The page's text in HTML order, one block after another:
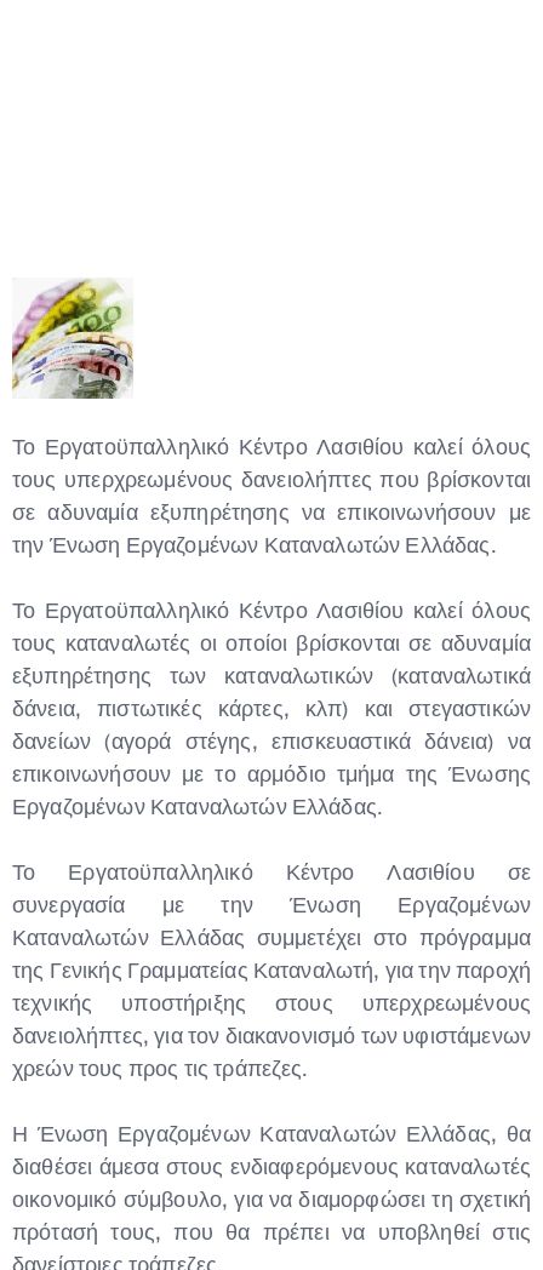
Το Εργατοϋπαλληλικό Κέντρο Λασιθίου καλεί όλους
τους υπερχρεωμένους δανειολήπτες που βρίσκονται
σε αδυναμία εξυπηρέτησης να επικοινωνήσουν με
την Ένωση Εργαζομένων Καταναλωτών Ελλάδας.
Το Εργατοϋπαλληλικό Κέντρο Λασιθίου καλεί όλους
τους καταναλωτές οι οποίοι βρίσκονται σε αδυναμία
εξυπηρέτησης των καταναλωτικών (καταναλωτικά
δάνεια, πιστωτικές κάρτες, κλπ) και στεγαστικών
δανείων (αγορά στέγης, επισκευαστικά δάνεια) να
επικοινωνήσουν με το αρμόδιο τμήμα της Ένωσης
Εργαζομένων Καταναλωτών Ελλάδας.
Το Εργατοϋπαλληλικό Κέντρο Λασιθίου σε
συνεργασία με την Ένωση Εργαζομένων
Καταναλωτών Ελλάδας συμμετέχει στο πρόγραμμα
της Γενικής Γραμματείας Καταναλωτή, για την παροχή
τεχνικής υποστήριξης στους υπερχρεωμένους
δανειολήπτες, για τον διακανονισμό των υφιστάμενων
χρεών τους προς τις τράπεζες.
Η Ένωση Εργαζομένων Καταναλωτών Ελλάδας, θα
διαθέσει άμεσα στους ενδιαφερόμενους καταναλωτές
οικονομικό σύμβουλο, για να διαμορφώσει τη σχετική
πρότασή τους, που θα πρέπει να υποβληθεί στις